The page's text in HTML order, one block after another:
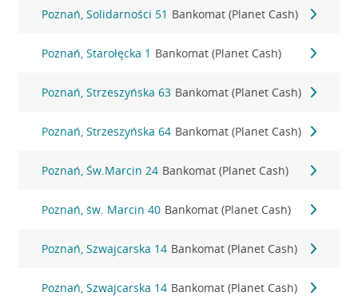
Poznań, Solidarności 51 Bankomat (Planet Cash)
Poznań, Starołęcka 1 Bankomat (Planet Cash)
Poznań, Strzeszyńska 63 Bankomat (Planet Cash)
Poznań, Strzeszyńska 64 Bankomat (Planet Cash)
Poznań, Św.Marcin 24 Bankomat (Planet Cash)
Poznań, św. Marcin 40 Bankomat (Planet Cash)
Poznań, Szwajcarska 14 Bankomat (Planet Cash)
Poznań, Szwajcarska 14 Bankomat (Planet Cash)